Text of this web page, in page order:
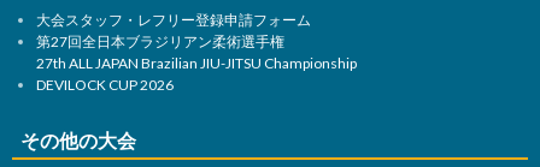
大会スタッフ・レフリー登録申請フォーム
第27回全日本ブラジリアン柔術選手権
27th ALL JAPAN Brazilian JIU-JITSU Championship
DEVILOCK CUP 2026
その他の大会